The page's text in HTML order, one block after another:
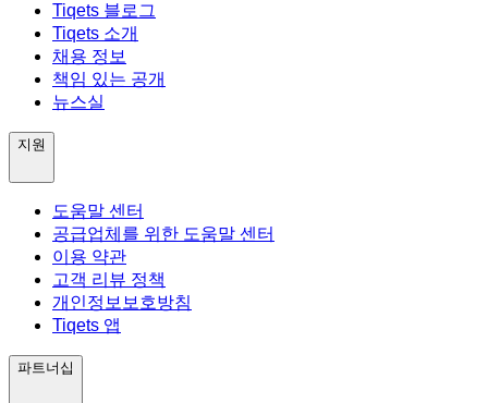
Tiqets 블로그
Tiqets 소개
채용 정보
책임 있는 공개
뉴스실
지원
도움말 센터
공급업체를 위한 도움말 센터
이용 약관
고객 리뷰 정책
개인정보보호방침
Tiqets 앱
파트너십